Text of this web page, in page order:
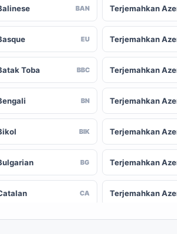
BAN Terjemahkan
EU Terjemahkan
Toba BBC Terjemahkan
BN Terjemahkan
BIK Terjemahkan
BG Terjemahkan
CA Terjemahkan
Terjemahkan